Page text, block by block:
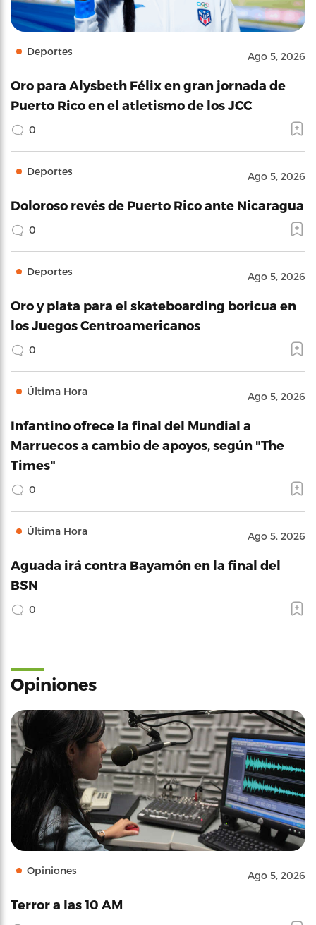
Deportes Ago 5, 2026
Oro para Alysbeth Félix en gran jornada de
Puerto Rico en el atletismo de los JCC
0
Deportes Ago 5, 2026
Doloroso revés de Puerto Rico ante Nicaragua
0
Deportes Ago 5, 2026
Oro y plata para el skateboarding boricua en
los Juegos Centroamericanos
0
Última Hora Ago 5, 2026
Infantino ofrece la final del Mundial a
Marruecos a cambio de apoyos, según "The
Times"
0
Última Hora Ago 5, 2026
Aguada irá contra Bayamón en la final del
BSN
0
Opiniones
Opiniones Ago 5, 2026
Terror a las 10 AM